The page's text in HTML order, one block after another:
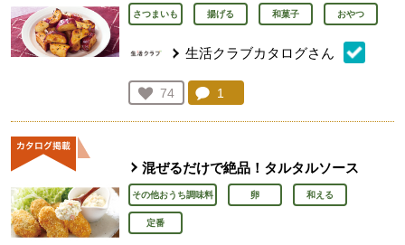
さつまいも 揚げる 和菓子 おやつ
生活クラブカタログさん
お気に入り登録：
74
人が登録
コメント：
1
混ぜるだけで絶品！タルタルソース
その他おうち調味料 卵 和える
定番